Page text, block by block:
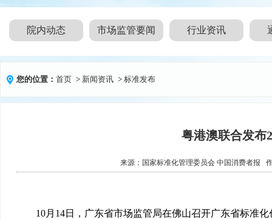
院内动态 市场监管要闻 行业资讯
您的位置： 首页 > 新闻资讯 > 标准发布
粤港澳联合发布
来源：国家标准化管理委员会 中国消费者报
10月14日，广东省市场监管局在佛山召开广东省标准化